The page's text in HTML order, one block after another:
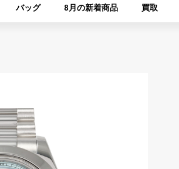
バッグ 8月の新着商品 買取
ブレゲ
RICHARD MILLE
リシャール・ミル
DOUBLE TOP
ダブルトップ
ALPHA
エブリン
その他